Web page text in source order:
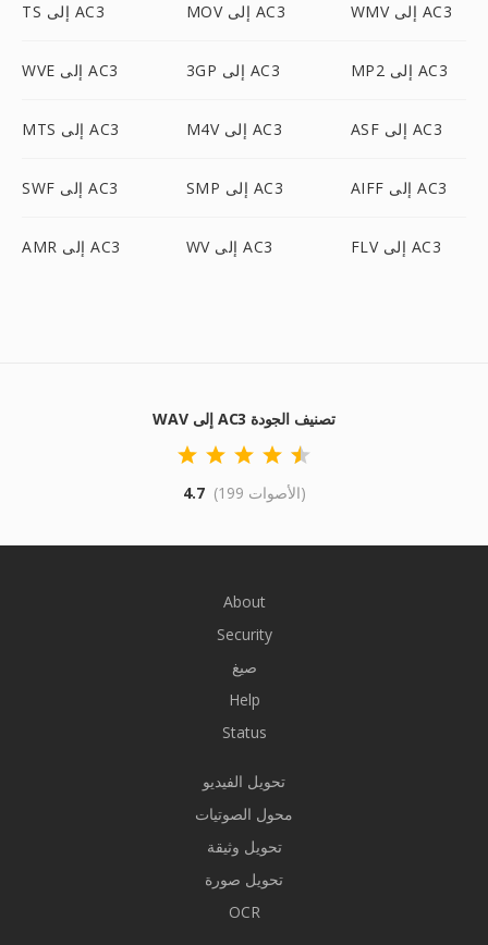
TS إلى AC3 MOV إلى AC3 WMV إلى AC3
WVE إلى AC3 3GP إلى AC3 MP2 إلى AC3
MTS إلى AC3 M4V إلى AC3 ASF إلى AC3
SWF إلى AC3 SMP إلى AC3 AIFF إلى AC3
AMR إلى AC3 WV إلى AC3 FLV إلى AC3
WAV إلى AC3 تصنيف الجودة
4.7 (199 الأصوات)
About
Security
صيغ
Help
Status
تحويل الفيديو
محول الصوتيات
تحويل وثيقة
تحويل صورة
OCR